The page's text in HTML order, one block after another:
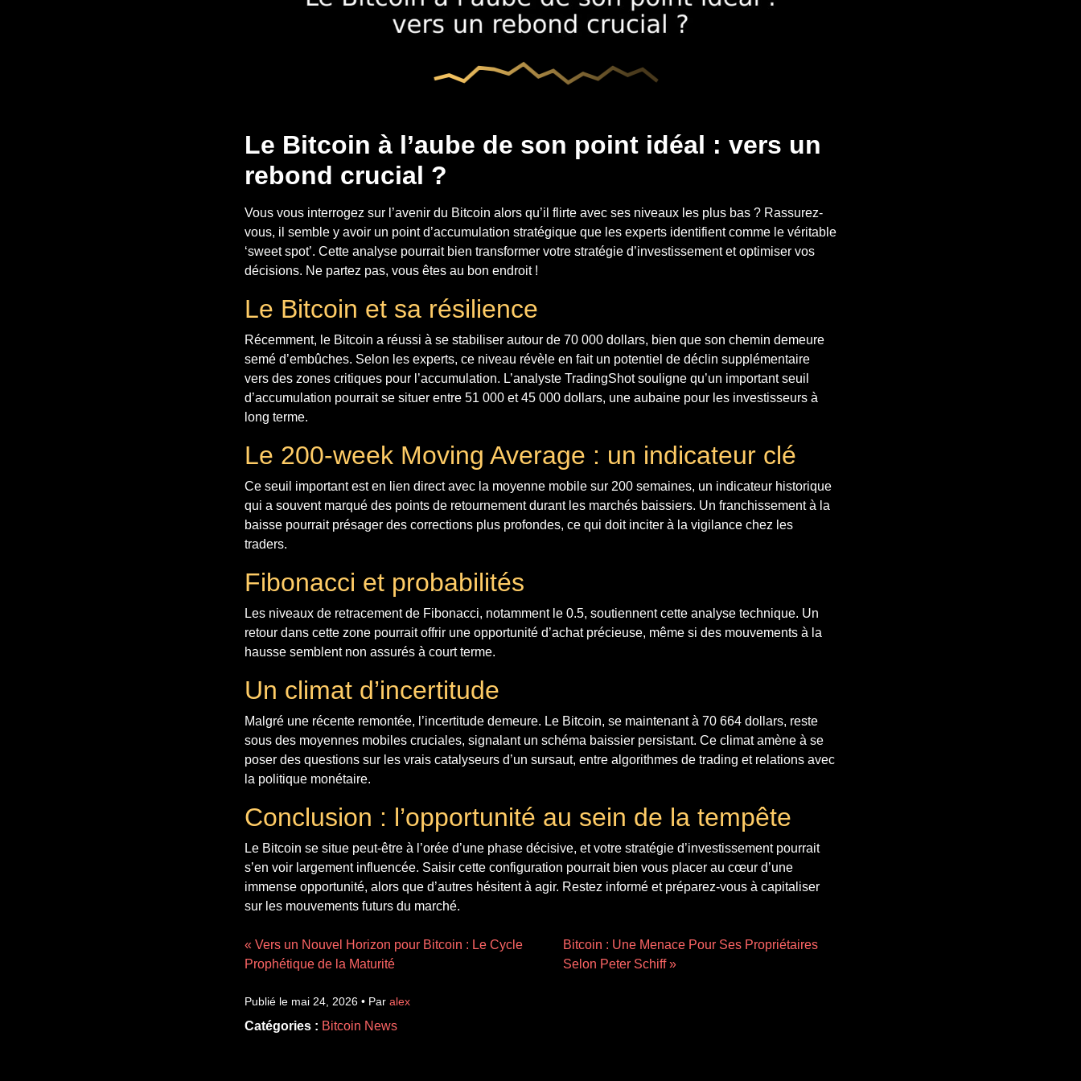
Le Bitcoin à l’aube de son point idéal : vers un
rebond crucial ?
Vous vous interrogez sur l’avenir du Bitcoin alors qu’il flirte avec ses niveaux les plus bas ? Rassurez-
vous, il semble y avoir un point d’accumulation stratégique que les experts identifient comme le véritable
‘sweet spot’. Cette analyse pourrait bien transformer votre stratégie d’investissement et optimiser vos
décisions. Ne partez pas, vous êtes au bon endroit !
Le Bitcoin et sa résilience
Récemment, le Bitcoin a réussi à se stabiliser autour de 70 000 dollars, bien que son chemin demeure
semé d’embûches. Selon les experts, ce niveau révèle en fait un potentiel de déclin supplémentaire
vers des zones critiques pour l’accumulation. L’analyste TradingShot souligne qu’un important seuil
d’accumulation pourrait se situer entre 51 000 et 45 000 dollars, une aubaine pour les investisseurs à
long terme.
Le 200-week Moving Average : un indicateur clé
Ce seuil important est en lien direct avec la moyenne mobile sur 200 semaines, un indicateur historique
qui a souvent marqué des points de retournement durant les marchés baissiers. Un franchissement à la
baisse pourrait présager des corrections plus profondes, ce qui doit inciter à la vigilance chez les
traders.
Fibonacci et probabilités
Les niveaux de retracement de Fibonacci, notamment le 0.5, soutiennent cette analyse technique. Un
retour dans cette zone pourrait offrir une opportunité d’achat précieuse, même si des mouvements à la
hausse semblent non assurés à court terme.
Un climat d’incertitude
Malgré une récente remontée, l’incertitude demeure. Le Bitcoin, se maintenant à 70 664 dollars, reste
sous des moyennes mobiles cruciales, signalant un schéma baissier persistant. Ce climat amène à se
poser des questions sur les vrais catalyseurs d’un sursaut, entre algorithmes de trading et relations avec
la politique monétaire.
Conclusion : l’opportunité au sein de la tempête
Le Bitcoin se situe peut-être à l’orée d’une phase décisive, et votre stratégie d’investissement pourrait
s’en voir largement influencée. Saisir cette configuration pourrait bien vous placer au cœur d’une
immense opportunité, alors que d’autres hésitent à agir. Restez informé et préparez-vous à capitaliser
sur les mouvements futurs du marché.
« Vers un Nouvel Horizon pour Bitcoin : Le Cycle
Prophétique de la Maturité
Bitcoin : Une Menace Pour Ses Propriétaires
Selon Peter Schiff »
Publié le mai 24, 2026 • Par alex
Catégories : Bitcoin News